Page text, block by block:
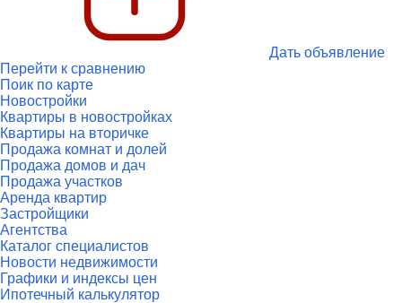
Дать объявление
Перейти к сравнению
Поик по карте
Новостройки
Квартиры в новостройках
Квартиры на вторичке
Продажа комнат и долей
Продажа домов и дач
Продажа участков
Аренда квартир
Застройщики
Агентства
Каталог специалистов
Новости недвижимости
Графики и индексы цен
Ипотечный калькулятор